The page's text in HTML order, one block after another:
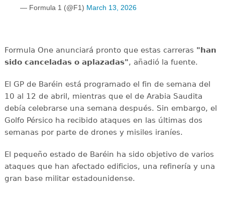
— Formula 1 (@F1) March 13, 2026
Formula One anunciará pronto que estas carreras "han
sido canceladas o aplazadas", añadió la fuente.
El GP de Baréin está programado el fin de semana del
10 al 12 de abril, mientras que el de Arabia Saudita
debía celebrarse una semana después. Sin embargo, el
Golfo Pérsico ha recibido ataques en las últimas dos
semanas por parte de drones y misiles iraníes.
El pequeño estado de Baréin ha sido objetivo de varios
ataques que han afectado edificios, una refinería y una
gran base militar estadounidense.